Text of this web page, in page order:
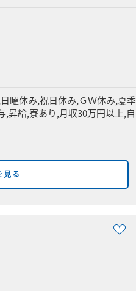
曜休み,祝日休み,ＧＷ休み,夏季
昇給,寮あり,月収30万円以上,自
見る